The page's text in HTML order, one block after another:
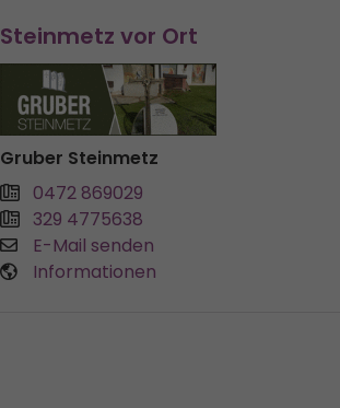
Steinmetz vor Ort
Gruber Steinmetz
0472 869029
329 4775638
E-Mail senden
Informationen